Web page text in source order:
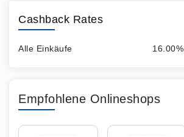
Cashback Rates
Alle Einkäufe 16.00%
Empfohlene Onlineshops